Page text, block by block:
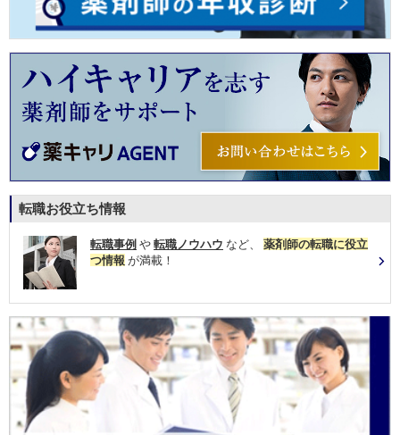
転職お役立ち情報
転職事例 や 転職ノウハウ など、 薬剤師の転職に役立
つ情報 が満載！